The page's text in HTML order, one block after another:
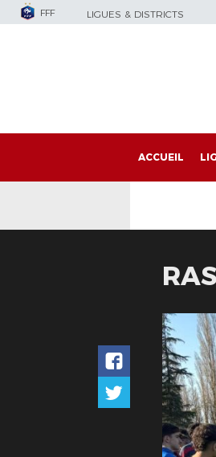
FFF LIGUES & DISTRICTS
ACCUEIL